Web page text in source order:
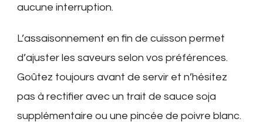
aucune interruption.
L’assaisonnement en fin de cuisson permet
d’ajuster les saveurs selon vos préférences.
Goûtez toujours avant de servir et n’hésitez
pas à rectifier avec un trait de sauce soja
supplémentaire ou une pincée de poivre blanc.